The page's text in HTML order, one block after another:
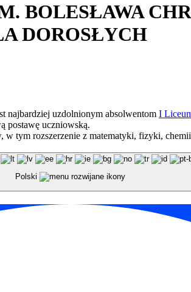
BOLESŁAWA
DOROSŁYCH
najbardziej uzdolnionym absolwentom I
postawę uczniowską.
w tym rozszerzenie z matematyki, fizyki,
Polski